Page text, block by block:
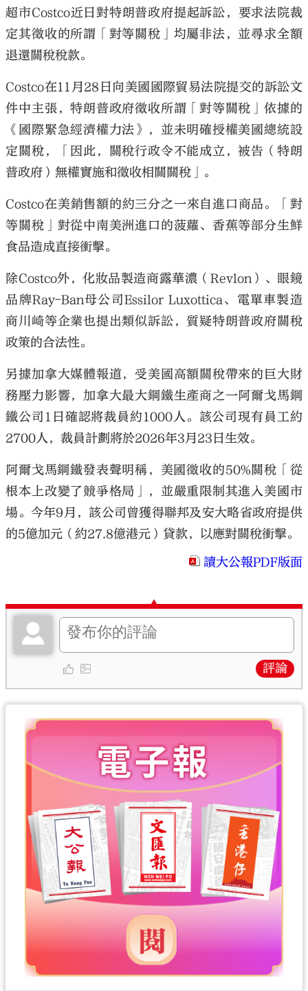
超市Costco近日對特朗普政府提起訴訟，要求法院裁
定其徵收的所謂「對等關稅」均屬非法，並尋求全額
退還關稅稅款。
Costco在11月28日向美國國際貿易法院提交的訴訟文
件中主張，特朗普政府徵收所謂「對等關稅」依據的
《國際緊急經濟權力法》，並未明確授權美國總統設
定關稅，「因此，關稅行政令不能成立，被告（特朗
普政府）無權實施和徵收相關關稅」。
Costco在美銷售額的約三分之一來自進口商品。「對
等關稅」對從中南美洲進口的菠蘿、香蕉等部分生鮮
食品造成直接衝擊。
除Costco外，化妝品製造商露華濃（Revlon）、眼鏡
品牌Ray-Ban母公司Essilor Luxottica、電單車製造
商川崎等企業也提出類似訴訟，質疑特朗普政府關稅
政策的合法性。
另據加拿大媒體報道，受美國高額關稅帶來的巨大財
務壓力影響，加拿大最大鋼鐵生產商之一阿爾戈馬鋼
鐵公司1日確認將裁員約1000人。該公司現有員工約
2700人，裁員計劃將於2026年3月23日生效。
阿爾戈馬鋼鐵發表聲明稱，美國徵收的50%關稅「從
根本上改變了競爭格局」，並嚴重限制其進入美國市
場。今年9月，該公司曾獲得聯邦及安大略省政府提供
的5億加元（約27.8億港元）貸款，以應對關稅衝擊。
讀大公報PDF版面
評論